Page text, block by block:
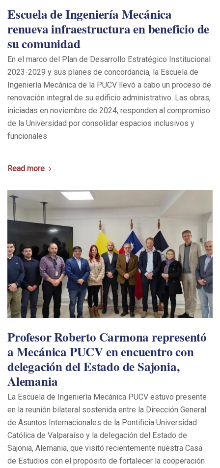
Escuela de Ingeniería Mecánica
renueva infraestructura en beneficio de
su comunidad
En el marco del Plan de Desarrollo Estratégico Institucional
2023-2029 y sus planes de concordancia, la Escuela de
Ingeniería Mecánica de la PUCV llevó a cabo un proceso de
renovación integral de su edificio administrativo. Las obras,
iniciadas en noviembre de 2024, responden al compromiso
de la Universidad por consolidar espacios inclusivos y
funcionales
Read more
Profesor Roberto Carmona representó
a Mecánica PUCV en encuentro con
delegación del Estado de Sajonia,
Alemania
La Escuela de Ingeniería Mecánica PUCV estuvo presente
en la reunión bilateral sostenida entre la Dirección General
de Asuntos Internacionales de la Pontificia Universidad
Católica de Valparaíso y la delegación del Estado de
Sajonia, Alemania, que visitó recientemente nuestra Casa
de Estudios con el propósito de fortalecer la cooperación